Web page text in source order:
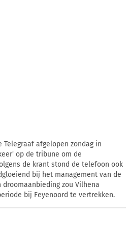
Telegraaf afgelopen zondag in
op de tribune om de
de krant stond de telefoon ook
bij het management van de
zou Vilhena
bij Feyenoord te vertrekken.